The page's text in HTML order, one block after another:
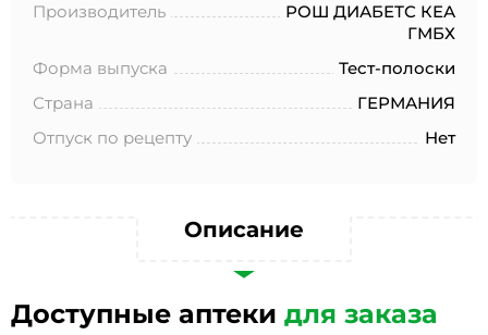
Производитель
РОШ ДИАБЕТС КЕА
ГМБХ
Форма выпуска
Тест-полоски
Страна
ГЕРМАНИЯ
Отпуск по рецепту
Нет
Описание
Доступные аптеки для заказа
соответствии с Федеральным законом от 27.07.2006 года
№152-ФЗ «О персональных данных», на условиях и для
персональных данных *